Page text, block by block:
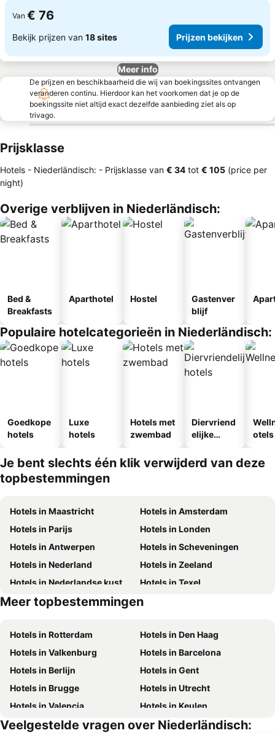
Van € 76
Bekijk prijzen van 18 sites Prijzen bekijken
Meer info
De prijzen en beschikbaarheid die wij van boekingssites ontvangen
veranderen continu. Hierdoor kan het voorkomen dat je op de
boekingssite niet altijd exact dezelfde aanbieding ziet als op
trivago.
Prijsklasse
Hotels - Niederländisch: - Prijsklasse van ‎€ 34 tot ‎€ 105 (price per
night)
Overige verblijven in Niederländisch:
Bed &
Breakfasts
Aparthotel Hostel
Gastenver
blijf
Populaire hotelcategorieën in Niederländisch:
Goedkope
hotels
Luxe
hotels
Hotels met
zwembad
Diervriend
elijke
otels
Je bent slechts één klik verwijderd van deze
topbestemmingen
Hotels in Maastricht
Hotels in Amsterdam
Hotels in Parijs
Hotels in Londen
Hotels in Antwerpen
Hotels in Scheveningen
Hotels in Nederland
Hotels in Zeeland
Hotels in Nederlandse kust
Hotels in Texel
Hotels in Duitsland
Hotels in Ibiza
Meer topbestemmingen
Hotels in Rotterdam
Hotels in Den Haag
Hotels in Valkenburg
Hotels in Barcelona
Hotels in Berlijn
Hotels in Gent
Hotels in Brugge
Hotels in Utrecht
Hotels in Valencia
Hotels in Keulen
Hotels in Kopenhagen
Hotels in Groningen
Veelgestelde vragen over Niederländisch: